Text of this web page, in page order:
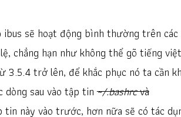
sẽ hoạt động bình thường trên các
chẳng hạn như không thể gõ tiếng
trở lên, để khắc phục nó ta cần
dòng sau vào tập tin~/.bashrcvà
này vào trước, hơn nữa sẽ có tác